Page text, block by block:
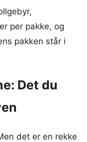
per pakke, og
pakken står i
Det du
det er en rekke